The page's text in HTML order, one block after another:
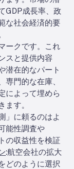
GDP成長率、政
な社会経済的要
ークです。これ
スと提供内容
潜在的なパート
門的な在庫、
によって埋めら
す。
」に頼るのはよ
能性調査や
の収益性を検証
:航空会社の拡大
どのように選択